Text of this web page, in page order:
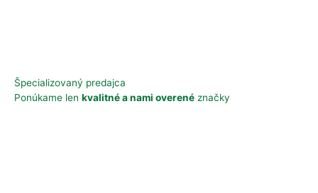
Špecializovaný predajca
Ponúkame len kvalitné a nami overené značky